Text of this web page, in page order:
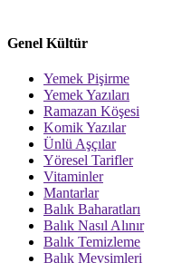
Genel Kültür
Yemek Pişirme
Yemek Yazıları
Ramazan Köşesi
Komik Yazılar
Ünlü Aşçılar
Yöresel Tarifler
Vitaminler
Mantarlar
Balık Baharatları
Balık Nasıl Alınır
Balık Temizleme
Balık Mevsimleri